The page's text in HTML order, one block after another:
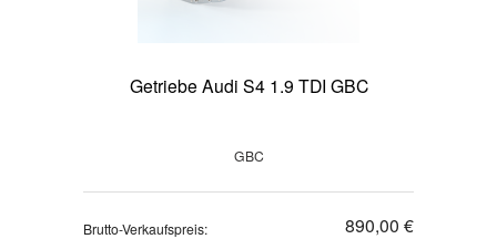
Getriebe Audi S4 1.9 TDI GBC
GBC
Brutto-Verkaufspreis: 890,00 €